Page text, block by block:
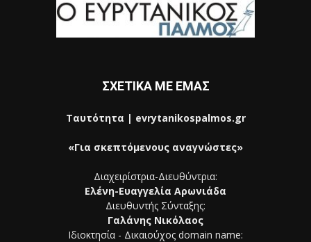
ΣΧΕΤΙΚΑ ΜΕ ΕΜΑΣ
Ταυτότητα | evrytanikospalmos.gr
«Για σκεπτόμενους αναγνώστες»
Διαχειρίστρια-Διευθύντρια:
Ελένη-Ευαγγελία Αρωνιάδα
Διευθυντής Σύνταξης:
Γαλάνης Νικόλαος
Ιδιοκτησία - Δικαιούχος domain name: